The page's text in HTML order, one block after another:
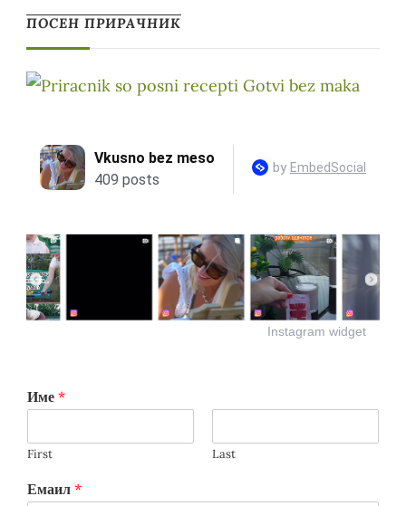
ПОСЕН ПРИРАЧНИК
Instagram widget
Име *
First Last
Емаил *